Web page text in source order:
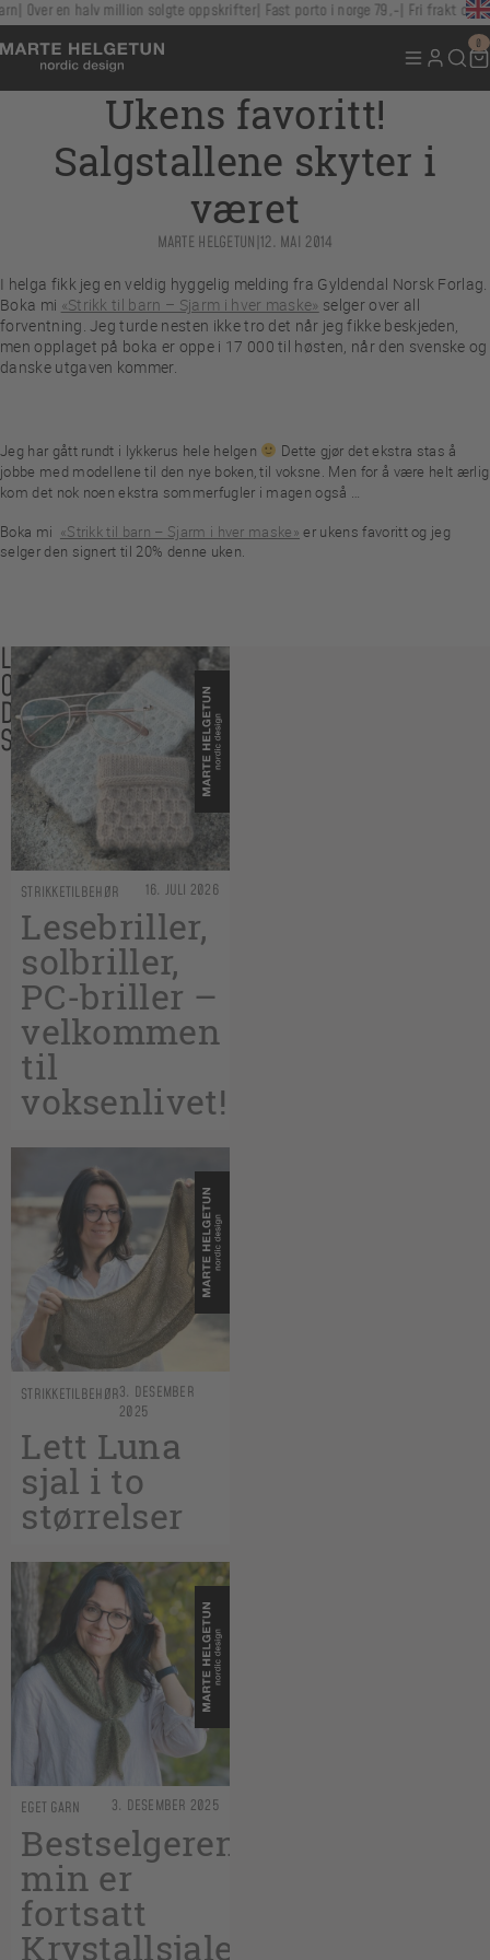
Over en halv million solgte oppskrifter Fast porto i norge 79,- Fri frakt over
0
Ukens favoritt!
Salgstallene skyter i
været
MARTE HELGETUN|12. MAI 2014
I helga fikk jeg en veldig hyggelig melding fra Gyldendal Norsk Forlag.
Boka mi «Strikk til barn – Sjarm i hver maske» selger over all
forventning. Jeg turde nesten ikke tro det når jeg fikke beskjeden,
men opplaget på boka er oppe i 17 000 til høsten, når den svenske og
danske utgaven kommer.
Jeg har gått rundt i lykkerus hele helgen
Dette gjør det ekstra stas å
jobbe med modellene til den nye boken, til voksne. Men for å være helt ærlig
kom det nok noen ekstra sommerfugler i magen også …
Boka mi «Strikk til barn – Sjarm i hver maske» er ukens favoritt og jeg
selger den signert til 20% denne uken.
LES
OGSÅ
DISSE
SAKENE
STRIKKETILBEHØR 16. JULI 2026
Lesebriller,
solbriller,
PC-briller –
velkommen
til
voksenlivet!
STRIKKETILBEHØR3. DESEMBER
2025
Lett Luna
sjal i to
størrelser
EGET GARN 3. DESEMBER 2025
Bestselgeren
min er
fortsatt
Krystallsjalet